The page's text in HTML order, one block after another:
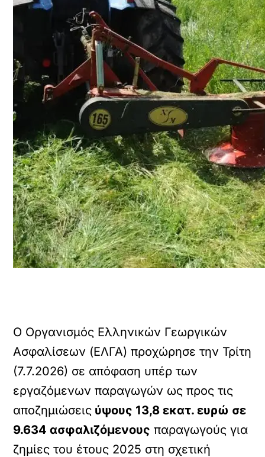
Ο Οργανισμός Ελληνικών Γεωργικών
Ασφαλίσεων (ΕΛΓΑ) προχώρησε την Τρίτη
(7.7.2026) σε απόφαση υπέρ των
εργαζόμενων παραγωγών ως προς τις
αποζημιώσεις ύψους 13,8 εκατ. ευρώ σε
9.634 ασφαλιζόμενους παραγωγούς για
ζημίες του έτους 2025 στη σχετική